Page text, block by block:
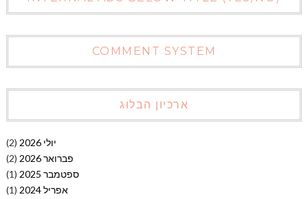
COMMENT SYSTEM
ארכיון הבלוג
יולי 2026
(2)
פברואר 2026
(2)
ספטמבר 2025
(1)
אפריל 2024
(1)